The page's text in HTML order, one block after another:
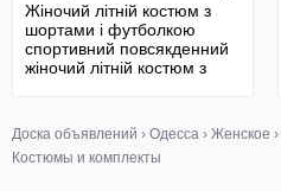
Жіночий літній костюм з
шортами і футболкою
спортивний повсякденний
жіночий літній костюм з
Доска объявлений › Одесса › Женское ›
Костюмы и комплекты